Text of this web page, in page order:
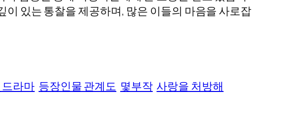
이 있는 통찰을 제공하며, 많은 이들의 마음을 사로잡
라마 등장인물 관계도 몇부작 사랑을 처방해